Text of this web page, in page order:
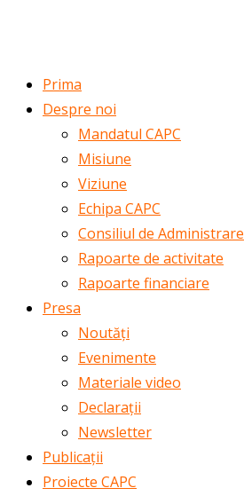
Prima
Despre noi
Mandatul CAPC
Misiune
Viziune
Echipa CAPC
Consiliul de Administrare
Rapoarte de activitate
Rapoarte financiare
Presa
Noutăți
Evenimente
Materiale video
Declarații
Newsletter
Publicații
Proiecte CAPC